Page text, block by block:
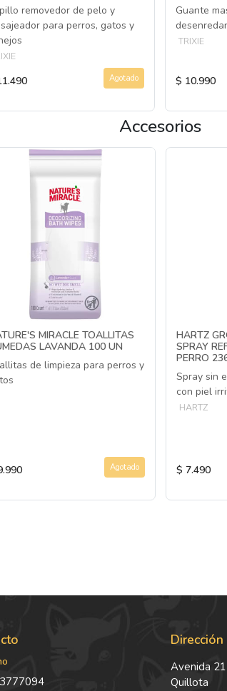
removedor de pelo y
para perros, gatos y
Agotado
Guante
TRIXIE
$ 10.990
Accesorios
MIRACLE TOALLITAS
LAVANDA 100 UN
de limpieza para perros y
Agotado
HARTZ
SPRAY
PERRO
Spray sin
con piel
HARTZ
$ 7.490
Dirección
Avenida
Quillota